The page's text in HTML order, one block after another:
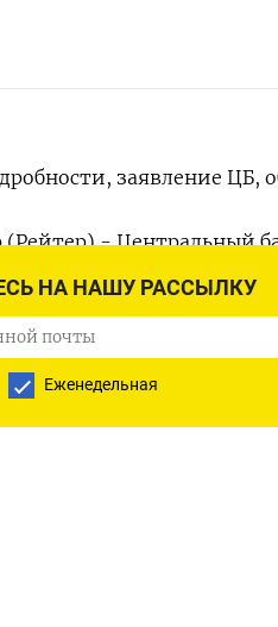
НА НАШУ РАССЫЛКУ
Еженедельная
заявление ЦБ,
- Центральный
ставку на 25
начавшим цикл